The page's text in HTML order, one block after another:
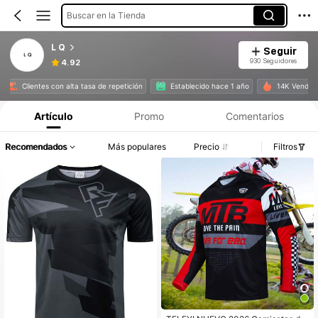
Buscar en la Tienda
L Q
4.92
Seguir
930 Seguidores
Clientes con alta tasa de repetición Establecido hace 1 año 14K Vendido
Información del producto: Divulgación de precios, detalles de ventas y existencias.
Artículo Promo Comentarios
Recomendados Más populares Precio Filtros